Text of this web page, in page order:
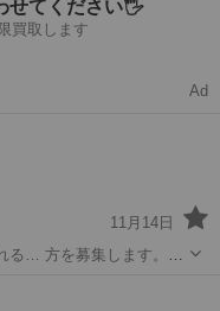
せてください🖐️
買取します
Ad
11月14日
る… 方を募集します。 う